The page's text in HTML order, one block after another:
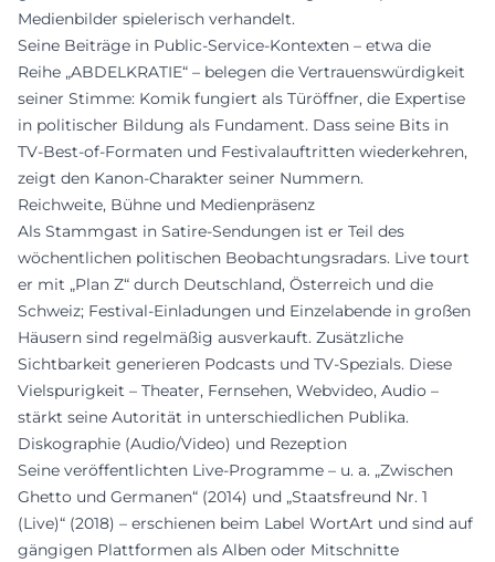
Medienbilder spielerisch verhandelt.
Seine Beiträge in Public‑Service‑Kontexten – etwa die
Reihe „ABDELKRATIE“ – belegen die Vertrauenswürdigkeit
seiner Stimme: Komik fungiert als Türöffner, die Expertise
in politischer Bildung als Fundament. Dass seine Bits in
TV‑Best‑of‑Formaten und Festivalauftritten wiederkehren,
zeigt den Kanon‑Charakter seiner Nummern.
Reichweite, Bühne und Medienpräsenz
Als Stammgast in Satire‑Sendungen ist er Teil des
wöchentlichen politischen Beobachtungsradars. Live tourt
er mit „Plan Z“ durch Deutschland, Österreich und die
Schweiz; Festival‑Einladungen und Einzelabende in großen
Häusern sind regelmäßig ausverkauft. Zusätzliche
Sichtbarkeit generieren Podcasts und TV‑Spezials. Diese
Vielspurigkeit – Theater, Fernsehen, Webvideo, Audio –
stärkt seine Autorität in unterschiedlichen Publika.
Diskographie (Audio/Video) und Rezeption
Seine veröffentlichten Live‑Programme – u. a. „Zwischen
Ghetto und Germanen“ (2014) und „Staatsfreund Nr. 1
(Live)“ (2018) – erschienen beim Label WortArt und sind auf
gängigen Plattformen als Alben oder Mitschnitte